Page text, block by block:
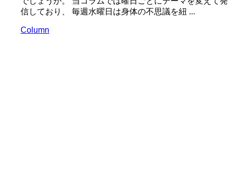
信しており、 毎週水曜日は身体の不思議を紐 ...
Column